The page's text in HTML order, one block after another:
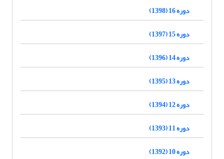
دوره 16 (1398)
دوره 15 (1397)
دوره 14 (1396)
دوره 13 (1395)
دوره 12 (1394)
دوره 11 (1393)
دوره 10 (1392)